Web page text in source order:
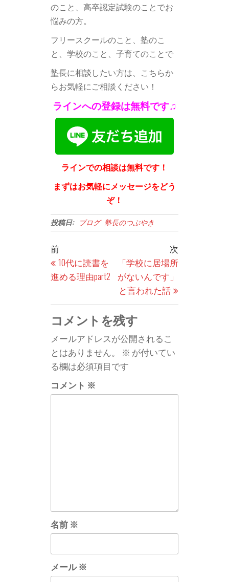
のこと、高卒認定試験のことでお
悩みの方。
フリースクールのこと、塾のこ
と、学校のこと、子育てのことで
塾長に相談したい方は、こちらか
らお気軽にご相談ください！
ラインへの登録は無料です♫
ラインでの相談は無料です！
まずはお気軽にメッセージをどう
ぞ！
投稿日: ブログ 塾長のつぶやき
投
稿
ナ
ビ
ゲ
ー
シ
ョ
ン
過
去
の
稿
前
10代に読書を
進める理由part2
の
稿
次
「学校に居場所
がないんです」
と言われた話
コメントを残す
メールアドレスが公開されるこ
とはありません。
※ が付いてい
る欄は必須項目です
コメント ※
名前 ※
メール※